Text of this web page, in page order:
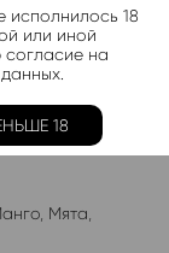
,Персик
Мята
исполнилось 18
или иной
на
18